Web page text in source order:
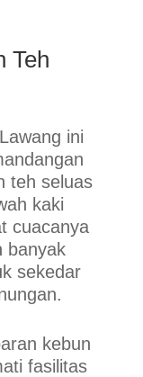
Teh
ini
teh seluas
kaki
cuacanya
banyak
sekedar
kebun
fasilitas